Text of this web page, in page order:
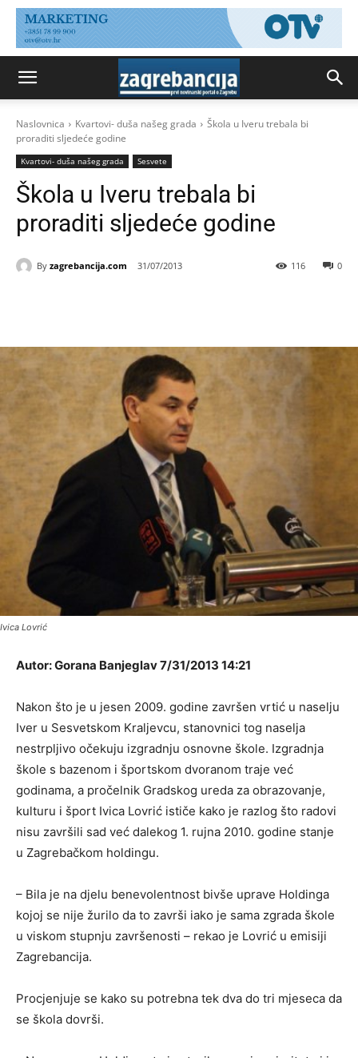
Naslovnica Kvartovi- duša našeg grada
Škola u Iveru trebala bi
proraditi sljedeće godine
Kvartovi- duša našeg grada Sesvete
Škola u Iveru trebala bi
proraditi sljedeće godine
By zagrebancija.com 31/07/2013 0
116
Ivica Lovrić
Autor: Gorana Banjeglav 7/31/2013 14:21
Nakon što je u jesen 2009. godine završen vrtić u naselju
Iver u Sesvetskom Kraljevcu, stanovnici tog naselja
nestrpljivo očekuju izgradnju osnovne škole. Izgradnja
škole s bazenom i športskom dvoranom traje već
godinama, a pročelnik Gradskog ureda za obrazovanje,
kulturu i šport Ivica Lovrić ističe kako je razlog što radovi
nisu završili sad već dalekog 1. rujna 2010. godine stanje
u Zagrebačkom holdingu.
– Bila je na djelu benevolentnost bivše uprave Holdinga
kojoj se nije žurilo da to završi iako je sama zgrada škole
u viskom stupnju završenosti – rekao je Lovrić u emisiji
Zagrebancija.
Procjenjuje se kako su potrebna tek dva do tri mjeseca da
se škola dovrši.